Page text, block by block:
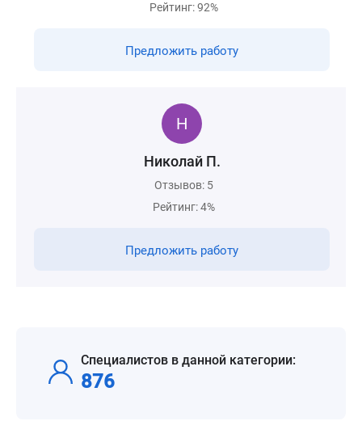
Рейтинг: 92%
Предложить работу
Николай П.
Отзывов: 5
Рейтинг: 4%
Предложить работу
Специалистов в данной категории:
876